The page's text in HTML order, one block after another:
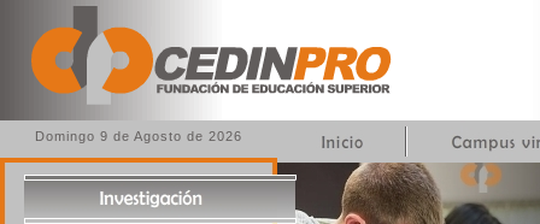
Domingo 9 de Agosto de 2026